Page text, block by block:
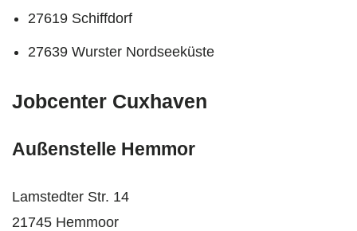
27619 Schiffdorf
27639 Wurster Nordseeküste
Jobcenter Cuxhaven
Außenstelle Hemmor
Lamstedter Str. 14
21745 Hemmoor